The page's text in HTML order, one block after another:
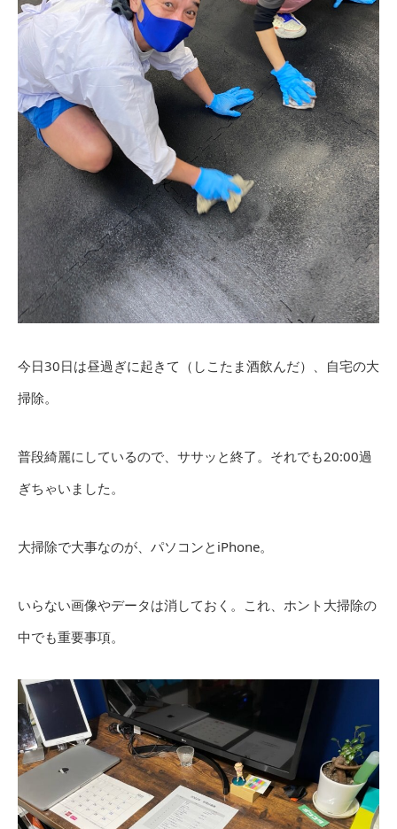
今日30日は昼過ぎに起きて（しこたま酒飲んだ）、自宅の大
掃除。
普段綺麗にしているので、ササッと終了。それでも20:00過
ぎちゃいました。
大掃除で大事なのが、パソコンとiPhone。
いらない画像やデータは消しておく。これ、ホント大掃除の
中でも重要事項。